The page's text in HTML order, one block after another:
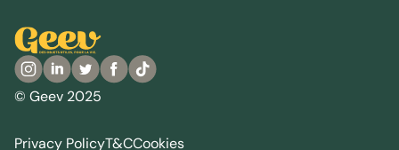
© Geev 2025
Privacy PolicyT&CCookies